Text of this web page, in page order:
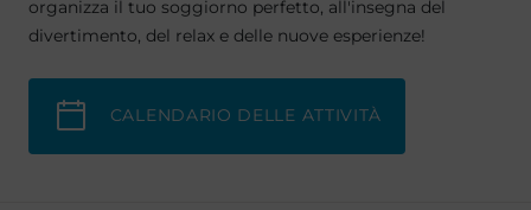
organizza il tuo soggiorno perfetto, all'insegna del
divertimento, del relax e delle nuove esperienze!
CALENDARIO DELLE ATTIVITÀ